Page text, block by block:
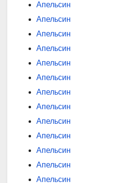
Апельсин
Апельсин
Апельсин
Апельсин
Апельсин
Апельсин
Апельсин
Апельсин
Апельсин
Апельсин
Апельсин
Апельсин
Апельсин